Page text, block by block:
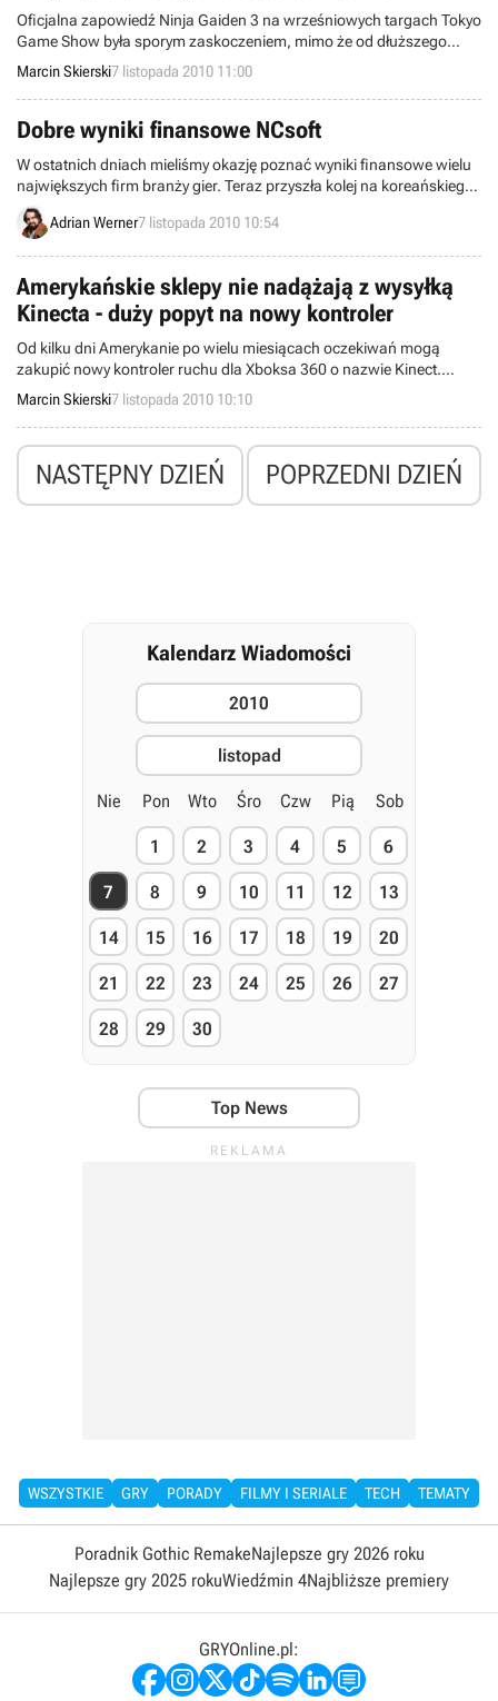
Oficjalna zapowiedź Ninja Gaiden 3 na wrześniowych targach Tokyo
Game Show była sporym zaskoczeniem, mimo że od dłuższego
czasu mówiło się o kontynuacji serii. Czy jednak gra będzie zwykłą
kontynuacją swoich poprzedniczek? Na co innego wskazują słowa
Yosuke Hayashiego, szefa studia Team Ninja...
Marcin Skierski7 listopada 2010 11:00
Dobre wyniki finansowe NCsoft
W ostatnich dniach mieliśmy okazję poznać wyniki finansowe wielu
największych firm branży gier. Teraz przyszła kolej na koreańskiego
wydawcę NCsoft, któremu pomimo spadku przychodów udało się
zwiększyć zyski.
Adrian Werner7 listopada 2010 10:54
Amerykańskie sklepy nie nadążają z wysyłką
Kinecta - duży popyt na nowy kontroler
Od kilku dni Amerykanie po wielu miesiącach oczekiwań mogą
zakupić nowy kontroler ruchu dla Xboksa 360 o nazwie Kinect.
Okazuje się, że sprzęt odniósł duży sukces, bowiem największe
sklepy internetowe już teraz donoszą o wyczerpaniu wszelkich
zapasów, w związku z czym wiele osób może mieć problem z
zakupem.
Marcin Skierski7 listopada 2010 10:10
NASTĘPNY DZIEŃ POPRZEDNI DZIEŃ
Kalendarz Wiadomości
2010
listopad
Nie Pon Wto Śro Czw Pią Sob
1 2 3 4 5 6
7 8 9 10 11 12 13
14 15 16 17 18 19 20
21 22 23 24 25 26 27
28 29 30
Top News
WSZYSTKIE GRY PORADY FILMY I SERIALE TECH TEMATY
Poradnik Gothic RemakeNajlepsze gry 2026 roku
Najlepsze gry 2025 rokuWiedźmin 4Najbliższe premiery
GRYOnline.pl: